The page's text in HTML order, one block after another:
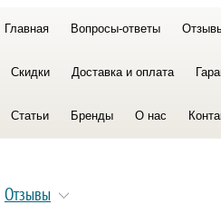
Главная Вопросы-ответы
Скидки Доставка и оплата
Статьи Бренды О нас
Отзывы